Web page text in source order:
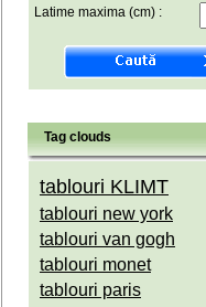
Latime maxima (cm) :
Tag clouds
tablouri KLIMT
tablouri new york
tablouri van gogh
tablouri monet
tablouri paris